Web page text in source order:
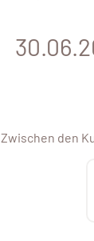
Zwischen den